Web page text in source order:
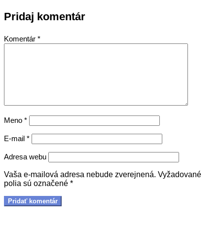
Pridaj komentár
Komentár *
Meno *
E-mail *
Adresa webu
Vaša e-mailová adresa nebude zverejnená. Vyžadované
polia sú označené *